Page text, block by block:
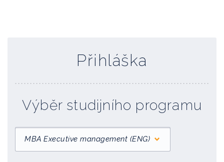
Přihláška
Výběr studijního programu
MBA Executive management (ENG)